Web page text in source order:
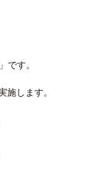
」です。
施します。